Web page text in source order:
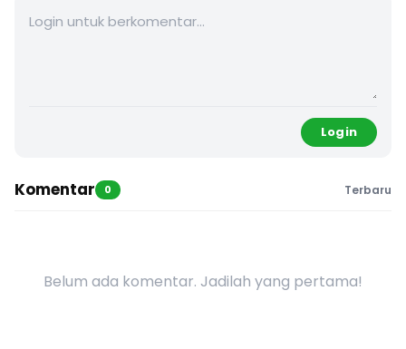
Login
Komentar 0 Terbaru
Belum ada komentar. Jadilah yang pertama!